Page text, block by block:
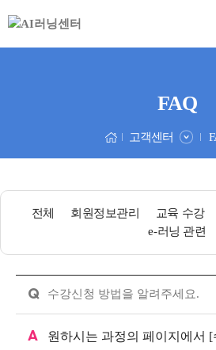
FAQ
고객센터
전체 회원정보관리 교육 수강
e-러닝 관련
Q 수강신청 방법을 알려주세요.
A
원하시는 과정의 페이지에서